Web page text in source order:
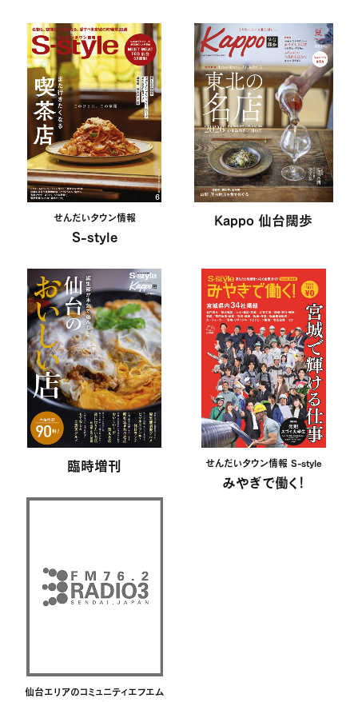
せんだいタウン情報
S-style
Kappo 仙台闊歩
臨時増刊 せんだいタウン情報 S-style
みやぎで働く！
仙台エリアのコミュニティエフエム